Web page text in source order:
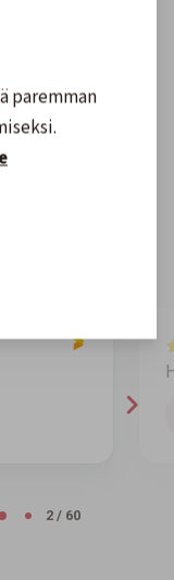
2 / 60
paremman